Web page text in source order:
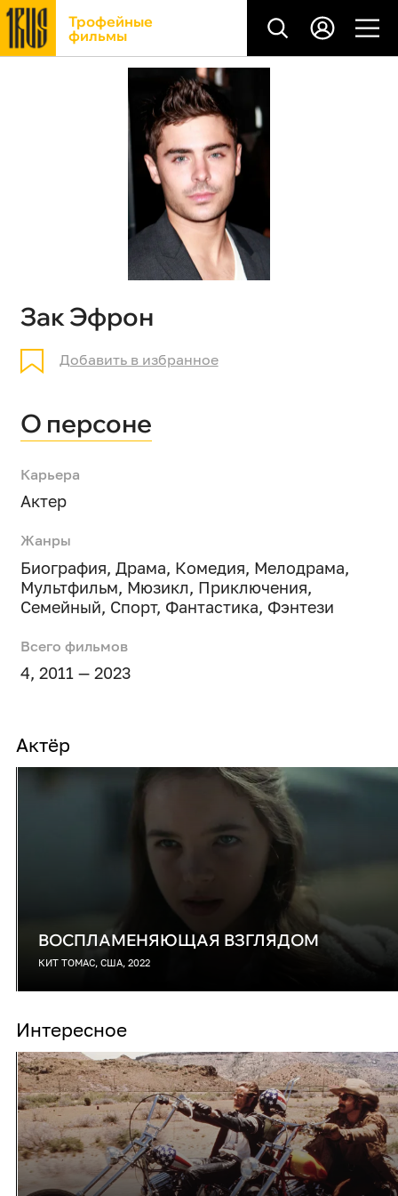
Трофейные
фильмы
Зак Эфрон
Добавить в избранное
О персоне
Карьера
Актер
Жанры
Биография, Драма, Комедия, Мелодрама,
Мультфильм, Мюзикл, Приключения,
Семейный, Спорт, Фантастика, Фэнтези
Всего фильмов
4, 2011 — 2023
Актёр
ВОСПЛАМЕНЯЮЩАЯ ВЗГЛЯДОМ
КИТ ТОМАС, США, 2022
Интересное